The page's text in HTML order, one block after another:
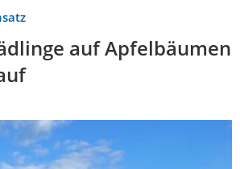
auf Apfelbäumen